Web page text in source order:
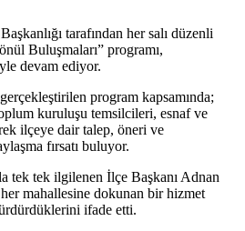
tarafından her salı düzenli
Buluşmaları” programı,
devam ediyor.
program kapsamında;
kuruluşu temsilcileri, esnaf ve
ilçeye dair talep, öneri ve
fırsatı buluyor.
tek tek ilgilenen İlçe Başkanı Adnan
mahallesine dokunan bir hizmet
ifade etti.